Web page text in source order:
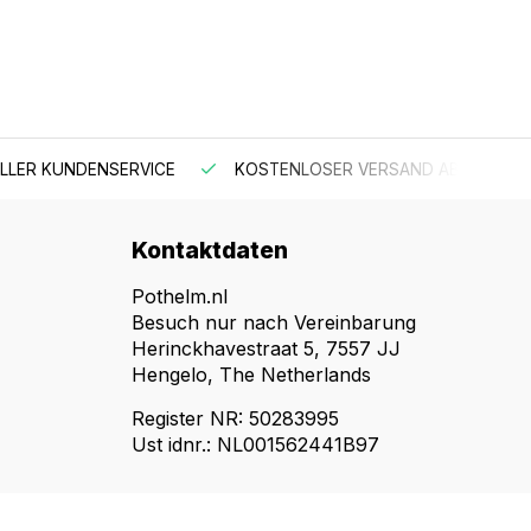
KOSTENLOSER VERSAND AB 150 €
Kontaktdaten
Pothelm.nl
Besuch nur nach Vereinbarung
Herinckhavestraat 5, 7557 JJ
Hengelo, The Netherlands
Register NR: 50283995
Ust idnr.: NL001562441B97